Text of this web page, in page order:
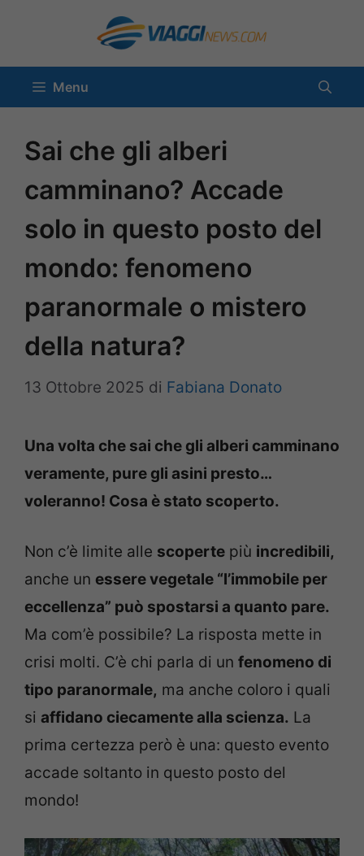
contenuto
Menu
Sai che gli alberi
camminano? Accade
solo in questo posto del
mondo: fenomeno
paranormale o mistero
della natura?
13 Ottobre 2025 di Fabiana Donato
Una volta che sai che gli alberi camminano
veramente, pure gli asini presto…
voleranno! Cosa è stato scoperto.
Non c’è limite alle scoperte più incredibili,
anche un essere vegetale “l’immobile per
eccellenza” può spostarsi a quanto pare.
Ma com’è possibile? La risposta mette in
crisi molti. C’è chi parla di un fenomeno di
tipo paranormale, ma anche coloro i quali
si affidano ciecamente alla scienza. La
prima certezza però è una: questo evento
accade soltanto in questo posto del
mondo!